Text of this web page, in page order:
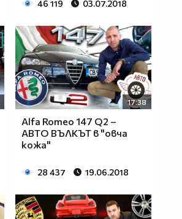
46 119 03.07.2018
17:38
Alfa Romeo 147 Q2 –
АВТО ВЪЛКЪТ в "овча
кожа"
28 437 19.06.2018